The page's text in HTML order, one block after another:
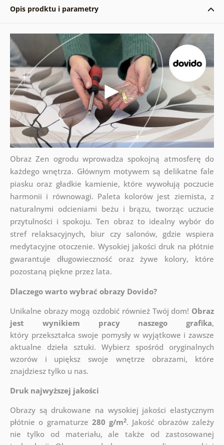
Opis prodktu i parametry
Obraz Zen ogrodu wprowadza spokojną atmosferę do
każdego wnętrza. Głównym motywem są delikatne fale
piasku oraz gładkie kamienie, które wywołują poczucie
harmonii i równowagi. Paleta kolorów jest ziemista, z
naturalnymi odcieniami beżu i brązu, tworząc uczucie
przytulności i spokoju. Ten obraz to idealny wybór do
stref relaksacyjnych, biur czy salonów, gdzie wspiera
medytacyjne otoczenie. Wysokiej jakości druk na płótnie
gwarantuje długowieczność oraz żywe kolory, które
pozostaną piękne przez lata.
Dlaczego warto wybrać obrazy Dovido?
Unikalne obrazy mogą ozdobić również Twój dom! Obraz
jest wynikiem pracy naszego grafika,
który przekształca swoje pomysły w wyjątkowe i zawsze
aktualne dzieła sztuki. Wybierz spośród oryginalnych
wzorów i upiększ swoje wnętrze obrazami, które
znajdziesz tylko u nas.
Druk najwyższej jakości
Obrazy są drukowane na wysokiej jakości elastycznym
płótnie o gramaturze 280 g/m2. Jakość obrazów zależy
nie tylko od materiału, ale także od zastosowanej